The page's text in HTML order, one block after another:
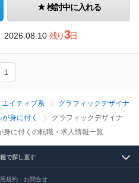
検討中に入れる
2026.08.10 残り3日
1
エイティブ系
グラフィックデザイナ
身に付く
グラフィックデザイナ
身に付くの転職・求人情報一覧
で探し直す
規約・お問合せ